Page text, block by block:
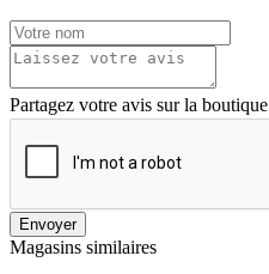
Partagez votre avis sur la boutique
Envoyer
Magasins similaires